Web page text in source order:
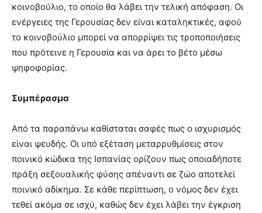
κοινοβούλιο, το οποίο θα λάβει την τελική απόφαση. Οι
ενέργειες της Γερουσίας δεν είναι καταληκτικές, αφού
το κοινοβούλιο μπορεί να απορρίψει τις τροποποιήσεις
που πρότεινε η Γερουσία και να άρει το βέτο μέσω
ψηφοφορίας.
Συμπέρασμα
Από τα παραπάνω καθίσταται σαφές πως ο ισχυρισμός
είναι ψευδής. Οι υπό εξέταση μεταρρυθμίσεις στον
ποινικό κώδικα της Ισπανίας ορίζουν πως οποιαδήποτε
πράξη σεξουαλικής φύσης απέναντι σε ζώο αποτελεί
ποινικό αδίκημα. Σε κάθε περίπτωση, ο νόμος δεν έχει
τεθεί ακόμα σε ισχύ, καθώς δεν έχει λάβει την έγκριση